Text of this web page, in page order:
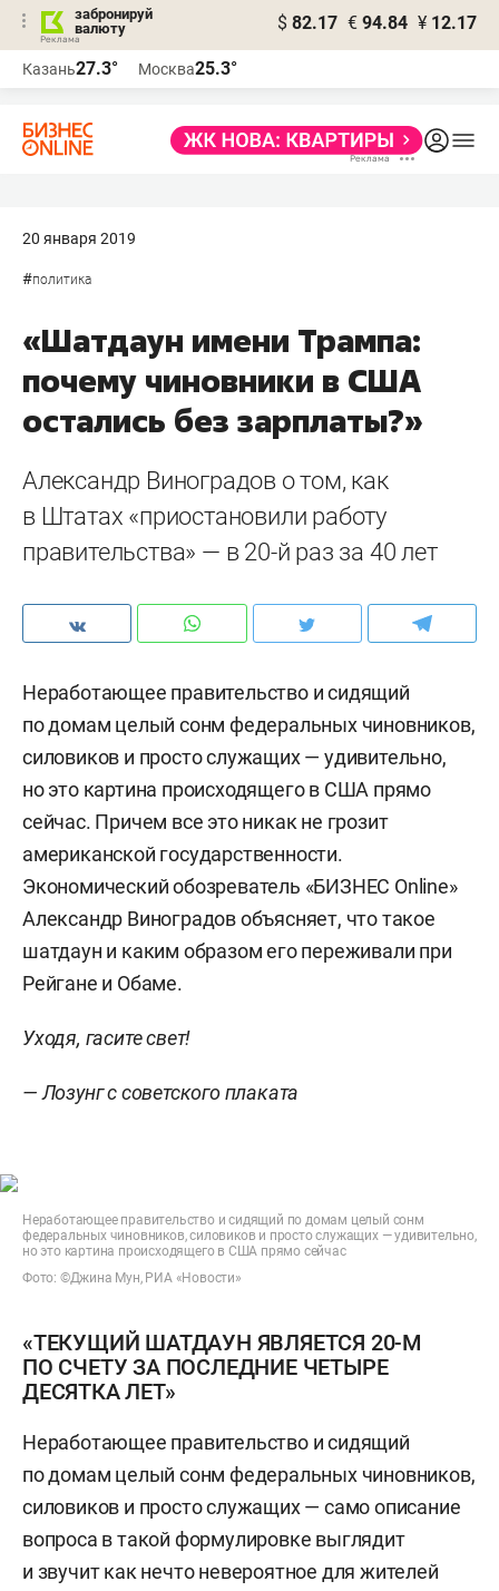
забронируй
валюту
$ 82.17 € 94.84 ¥ 12.17
Казань27.3° Москва25.3°
20 января 2019
#политика
«Шатдаун имени Трампа:
почему чиновники в США
остались без зарплаты?»
Александр Виноградов о том, как
в Штатах «приостановили работу
правительства» — в 20-й раз за 40 лет
Неработающее правительство и сидящий
по домам целый сонм федеральных чиновников,
силовиков и просто служащих — удивительно,
но это картина происходящего в США прямо
сейчас. Причем все это никак не грозит
американской государственности.
Экономический обозреватель «БИЗНЕС Online»
Александр Виноградов объясняет, что такое
шатдаун и каким образом его переживали при
Рейгане и Обаме.
Уходя, гасите свет!
— Лозунг с советского плаката
Неработающее правительство и сидящий по домам целый сонм
федеральных чиновников, силовиков и просто служащих — удивительно,
но это картина происходящего в США прямо сейчас
Фото: ©Джина Мун, РИА «Новости»
«ТЕКУЩИЙ ШАТДАУН ЯВЛЯЕТСЯ 20-М
ПО СЧЕТУ ЗА ПОСЛЕДНИЕ ЧЕТЫРЕ
ДЕСЯТКА ЛЕТ»
Неработающее правительство и сидящий
по домам целый сонм федеральных чиновников,
силовиков и просто служащих — само описание
вопроса в такой формулировке выглядит
и звучит как нечто невероятное для жителей